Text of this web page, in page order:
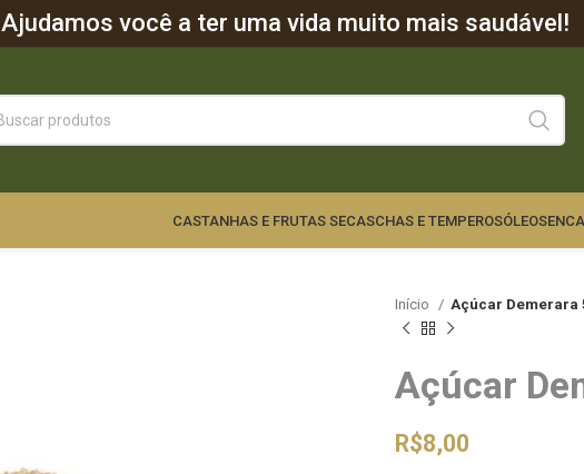
Ajudamos você a ter uma vida muito mais saudável!
CASTANHAS E FRUTAS SECASCHAS E TEMPEROSÓLEOS
Início Açúcar Demerara
Açúcar
R$8,00